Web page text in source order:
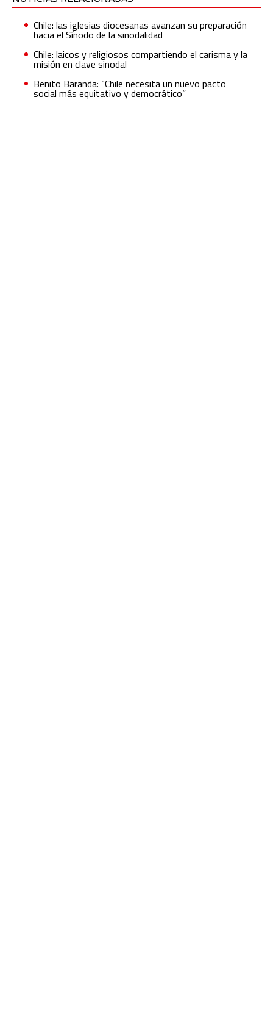
Chile: las iglesias diocesanas avanzan su preparación
hacia el Sínodo de la sinodalidad
Chile: laicos y religiosos compartiendo el carisma y la
misión en clave sinodal
Benito Baranda: “Chile necesita un nuevo pacto
social más equitativo y democrático”